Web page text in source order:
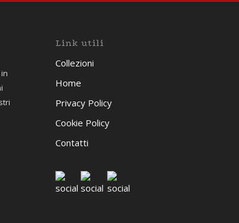
Link utili
Collezioni
Home
Privacy Policy
Cookie Policy
Contatti